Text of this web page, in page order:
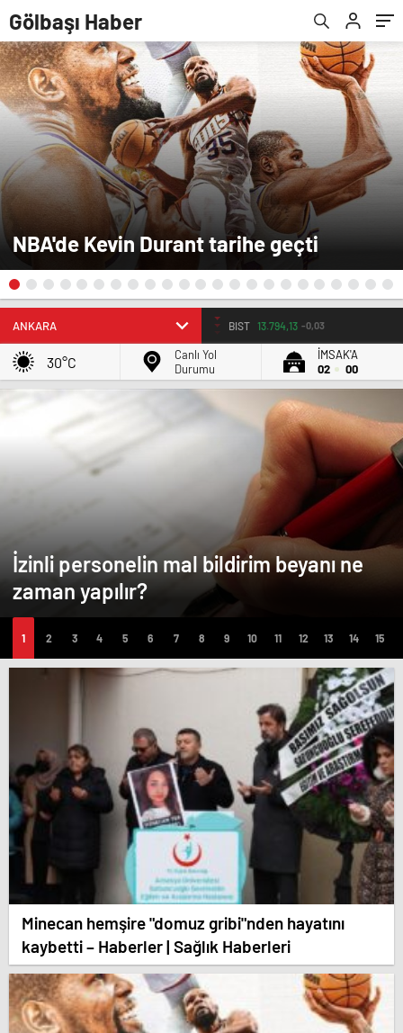
Gölbaşı Haber
NBA'de Kevin Durant tarihe geçti
BIST 13.794,13 -0,03
30°C
Canlı Yol
Durumu
İMSAK'A
02
00
İzinli personelin mal bildirim beyanı ne
zaman yapılır?
Minecan hemşire "domuz gribi"nden hayatını
kaybetti – Haberler | Sağlık Haberleri